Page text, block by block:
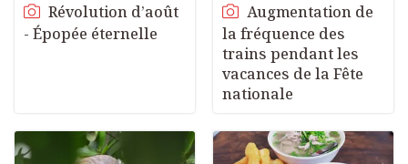
Révolution d’août
- Épopée éternelle
Augmentation de
la fréquence des
trains pendant les
vacances de la Fête
nationale